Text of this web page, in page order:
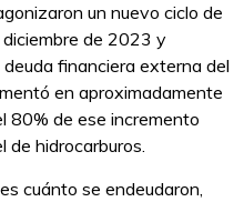
un nuevo ciclo de
de 2023 y
financiera externa del
en aproximadamente
80% de ese incremento
de hidrocarburos.
cuánto se endeudaron,